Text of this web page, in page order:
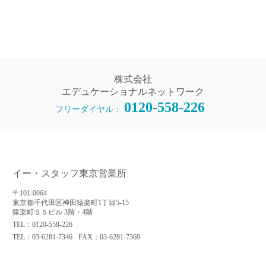
株式会社
エデュケーショナルネットワーク
フリーダイヤル： 0120-558-226
イー・スタッフ東京営業所
〒101-0064
東京都千代田区神田猿楽町1丁目5-15
猿楽町ＳＳビル 3階・4階
TEL：0120-558-226
TEL：03-6281-7346
FAX：03-6281-7369